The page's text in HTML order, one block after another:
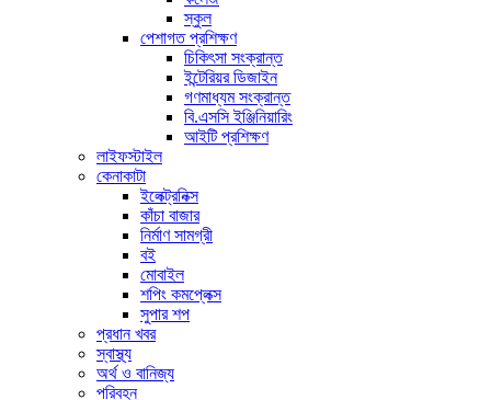
স্কুল
পেশাগত প্রশিক্ষণ
চিকিৎসা সংক্রান্ত
ইন্টেরিয়র ডিজাইন
গণমাধ্যম সংক্রান্ত
বি.এসসি ইঞ্জিনিয়ারিং
আইটি প্রশিক্ষণ
লাইফস্টাইল
কেনাকাটা
ইলেক্ট্রনিক্স
কাঁচা বাজার
নির্মাণ সামগ্রী
বই
মোবাইল
শপিং কমপ্লেক্স
সুপার শপ
প্রধান খবর
স্বাস্থ্য
অর্থ ও বানিজ্য
পরিবহন